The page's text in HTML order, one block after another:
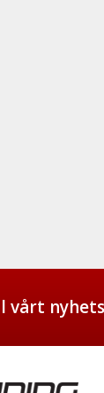
vårt